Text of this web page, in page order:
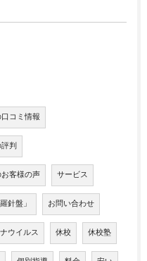
コミ情報
判
客様の声 サービス
針盤」 お問い合わせ
ウイルス 休校 休校塾